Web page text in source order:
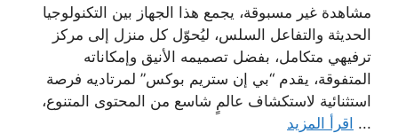
مشاهدة غير مسبوقة، يجمع هذا الجهاز بين التكنولوجيا
الحديثة والتفاعل السلس، ليُحوّل كل منزل إلى مركز
ترفيهي متكامل، بفضل تصميمه الأنيق وإمكاناته
المتفوقة، يقدم “بي إن ستريم بوكس” لمرتاديه فرصة
استثنائية لاستكشاف عالمٍ شاسع من المحتوى المتنوع،
... اقرأ المزيد